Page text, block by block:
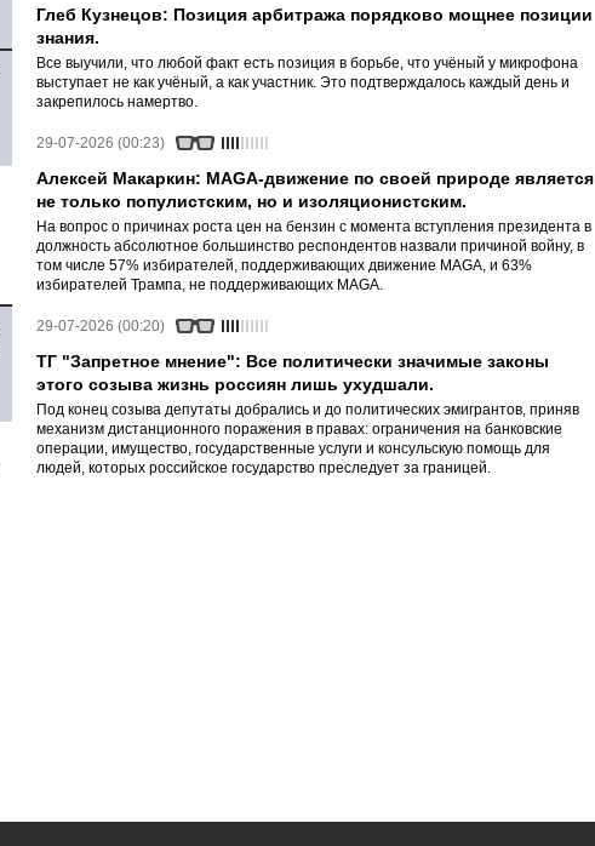
Глеб Кузнецов: Позиция арбитража порядково мощнее позиции
знания.
Все выучили, что любой факт есть позиция в борьбе, что учёный у микрофона
выступает не как учёный, а как участник. Это подтверждалось каждый день и
закрепилось намертво.
29-07-2026 (00:23)
Алексей Макаркин: MAGA-движение по своей природе является
не только популистским, но и изоляционистским.
На вопрос о причинах роста цен на бензин с момента вступления президента в
должность абсолютное большинство респондентов назвали причиной войну, в
том числе 57% избирателей, поддерживающих движение MAGA, и 63%
избирателей Трампа, не поддерживающих MAGA.
29-07-2026 (00:20)
ТГ "Запретное мнение": Все политически значимые законы
этого созыва жизнь россиян лишь ухудшали.
Под конец созыва депутаты добрались и до политических эмигрантов, приняв
механизм дистанционного поражения в правах: ограничения на банковские
операции, имущество, государственные услуги и консульскую помощь для
людей, которых российское государство преследует за границей.